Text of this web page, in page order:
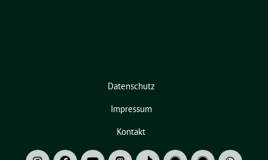
Datenschutz
Impressum
Kontakt